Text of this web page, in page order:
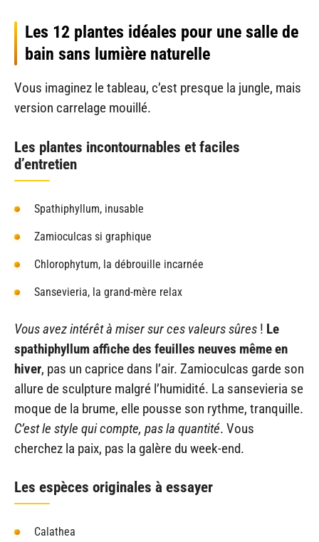
Les 12 plantes idéales pour une salle de
bain sans lumière naturelle
Vous imaginez le tableau, c’est presque la jungle, mais
version carrelage mouillé.
Les plantes incontournables et faciles
d’entretien
Spathiphyllum, inusable
Zamioculcas si graphique
Chlorophytum, la débrouille incarnée
Sansevieria, la grand-mère relax
Vous avez intérêt à miser sur ces valeurs sûres ! Le
spathiphyllum affiche des feuilles neuves même en
hiver, pas un caprice dans l’air. Zamioculcas garde son
allure de sculpture malgré l’humidité. La sansevieria se
moque de la brume, elle pousse son rythme, tranquille.
C’est le style qui compte, pas la quantité. Vous
cherchez la paix, pas la galère du week-end.
Les espèces originales à essayer
Calathea